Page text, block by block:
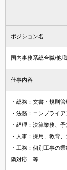
ポジション名
国内事務系総合職/他
仕事内容
・総務：文書・規則
・法務：コンプライ
・経理：決算業務、
・人事：採用、教育
・工務：個別工事の
隣対応 等